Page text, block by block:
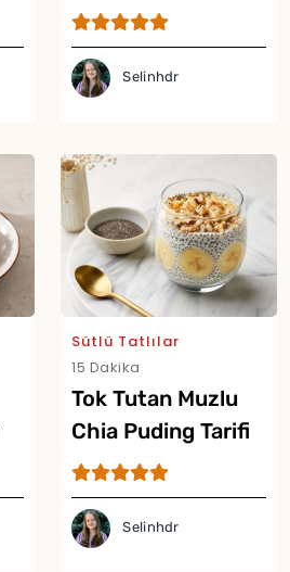
Reyhanlı Güllaç
Tarifi
Selinhdr
Sütlü Tatlılar
15 Dakika
Tok Tutan Muzlu
Chia Puding Tarifi
Selinhdr